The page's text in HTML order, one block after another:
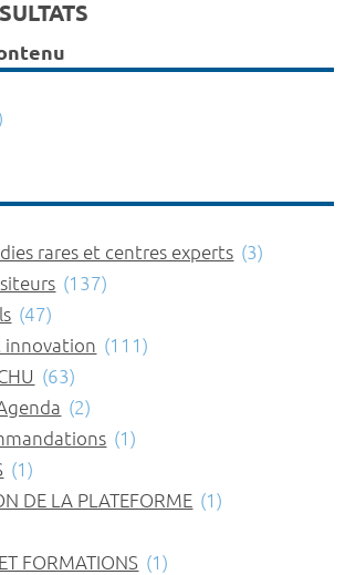
rares et centres experts (3)
(137)
(47)
innovation (111)
(63)
(2)
(1)
(1)
DE LA PLATEFORME (1)
FORMATIONS (1)